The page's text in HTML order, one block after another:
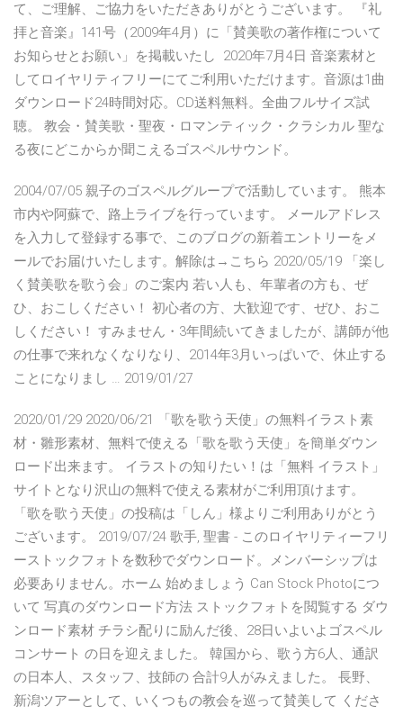
て、ご理解、ご協力をいただきありがとうございます。 『礼
拝と音楽』141号（2009年4月）に「賛美歌の著作権について
お知らせとお願い」を掲載いたし 2020年7月4日 音楽素材と
してロイヤリティフリーにてご利用いただけます。音源は1曲
ダウンロード24時間対応。CD送料無料。全曲フルサイズ試
聴。 教会・賛美歌・聖夜・ロマンティック・クラシカル 聖な
る夜にどこからか聞こえるゴスペルサウンド。
2004/07/05 親子のゴスペルグループで活動しています。 熊本
市内や阿蘇で、路上ライブを行っています。 メールアドレス
を入力して登録する事で、このブログの新着エントリーをメ
ールでお届けいたします。解除は→こちら 2020/05/19 「楽し
く賛美歌を歌う会」のご案内 若い人も、年輩者の方も、ぜ
ひ、おこしください！ 初心者の方、大歓迎です、ぜひ、おこ
しください！ すみません・3年間続いてきましたが、講師が他
の仕事で来れなくなりなり、2014年3月いっぱいで、休止する
ことになりまし … 2019/01/27
2020/01/29 2020/06/21 「歌を歌う天使」の無料イラスト素
材・雛形素材、無料で使える「歌を歌う天使」を簡単ダウン
ロード出来ます。 イラストの知りたい！は「無料 イラスト」
サイトとなり沢山の無料で使える素材がご利用頂けます。
「歌を歌う天使」の投稿は「しん」様よりご利用ありがとう
ございます。 2019/07/24 歌手, 聖書 - このロイヤリティーフリ
ーストックフォトを数秒でダウンロード。メンバーシップは
必要ありません。ホーム 始めましょう Can Stock Photoにつ
いて 写真のダウンロード方法 ストックフォトを閲覧する ダウ
ンロード素材 チラシ配りに励んだ後、28日いよいよゴスペル
コンサート の日を迎えました。 韓国から、歌う方6人、通訳
の日本人、スタッフ、技師の 合計9人がみえました。 長野、
新潟ツアーとして、いくつもの教会を巡って賛美して くださ